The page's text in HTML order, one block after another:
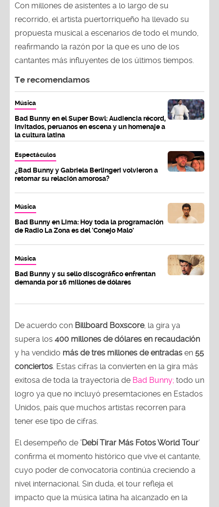
Con millones de asistentes a lo largo de su
recorrido, el artista puertorriqueño ha llevado su
propuesta musical a escenarios de todo el mundo,
reafirmando la razón por la que es uno de los
cantantes más influyentes de los últimos tiempos.
Te recomendamos
Música
Bad Bunny en el Super Bowl: Audiencia récord,
invitados, peruanos en escena y un homenaje a
la cultura latina
Espectáculos
¿Bad Bunny y Gabriela Berlingeri volvieron a
retomar su relación amorosa?
Música
Bad Bunny en Lima: Hoy toda la programación
de Radio La Zona es del ‘Conejo Malo’
Música
Bad Bunny y su sello discográfico enfrentan
demanda por 16 millones de dólares
De acuerdo con Billboard Boxscore, la gira ya
supera los 400 millones de dólares en recaudación
y ha vendido más de tres millones de entradas en 55
conciertos. Estas cifras la convierten en la gira más
exitosa de toda la trayectoria de Bad Bunny; todo un
logro ya que no incluyó presemtaciones en Estados
Unidos, país que muchos artistas recorren para
tener ese tipo de cifras.
El desempeño de 'Debí Tirar Más Fotos World Tour'
confirma el momento histórico que vive el cantante,
cuyo poder de convocatoria continúa creciendo a
nivel internacional. Sin duda, el tour refleja el
impacto que la música latina ha alcanzado en la